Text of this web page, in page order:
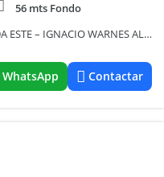
56 mts Fondo
VENTA | AMPLIO TERRENO EN FLORIDA ESTE – IGNACIO WARNES AL 1700
WhatsApp Contactar